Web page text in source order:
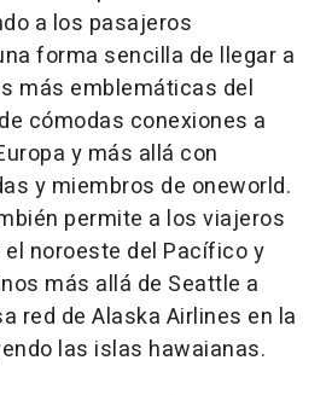
a los pasajeros
forma sencilla de llegar a
más emblemáticas del
cómodas conexiones a
y más allá con
y miembros de oneworld.
permite a los viajeros
noroeste del Pacífico y
más allá de Seattle a
red de Alaska Airlines en la
las islas hawaianas.